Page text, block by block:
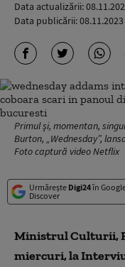
Data actualizării:
Data publicării:
Primul și, momentan,
Burton, „Wednesday”,
Foto captură video Netflix
Urmărește Digi24în
Discover
Ministrul Culturii,
miercuri, la